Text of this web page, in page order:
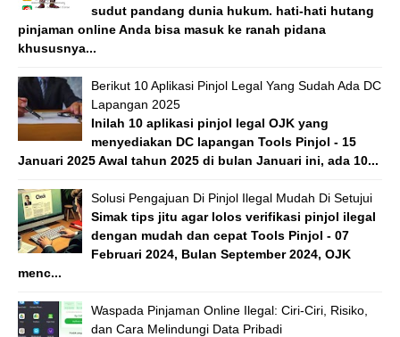
sudut pandang dunia hukum. hati-hati hutang
pinjaman online Anda bisa masuk ke ranah pidana
khususnya...
Berikut 10 Aplikasi Pinjol Legal Yang Sudah Ada DC
Lapangan 2025
Inilah 10 aplikasi pinjol legal OJK yang
menyediakan DC lapangan Tools Pinjol - 15
Januari 2025 Awal tahun 2025 di bulan Januari ini, ada 10...
Solusi Pengajuan Di Pinjol Ilegal Mudah Di Setujui
Simak tips jitu agar lolos verifikasi pinjol ilegal
dengan mudah dan cepat Tools Pinjol - 07
Februari 2024, Bulan September 2024, OJK
menc...
Waspada Pinjaman Online Ilegal: Ciri-Ciri, Risiko,
dan Cara Melindungi Data Pribadi